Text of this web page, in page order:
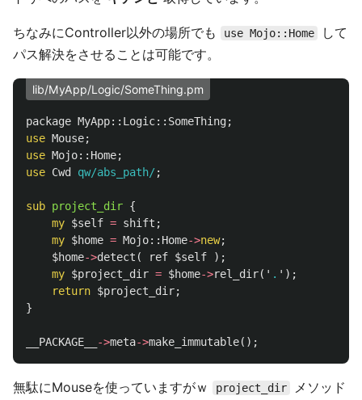
ちなみにController以外の場所でも use Mojo::Home
して
パス解決をさせることは可能です。
lib/MyApp/Logic/SomeThing.pm
package MyApp::Logic:: SomeThing;
use Mouse;
use Mojo:: Home;
use Cwd qw/abs_path/;
sub project_dir {
my $self = shift ;
my $home = Mojo:: Home->new;
$home->detect ( ref $self
);
my $project_dir = $home->rel_dir(' . ');
return $project_dir;
}
__PACKAGE__ ->meta->make_immutable();
無駄にMouseを使っていますがｗ project_dir
メソッド